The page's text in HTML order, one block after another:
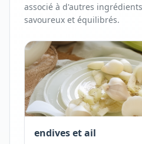
associé à d'autres
savoureux et équilibrés.
endives et ail